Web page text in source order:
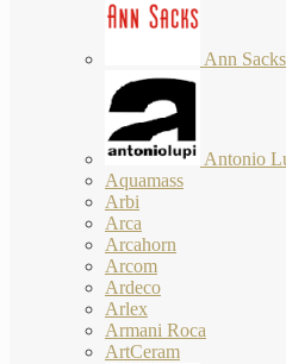
Ann Sacks
Antonio
Aquamass
Arbi
Arca
Arcahorn
Arcom
Ardeco
Arlex
Armani Roca
ArtCeram